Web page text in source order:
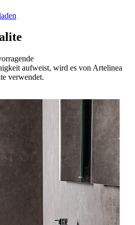
aufweist, wird es von Artelinea
verwendet.